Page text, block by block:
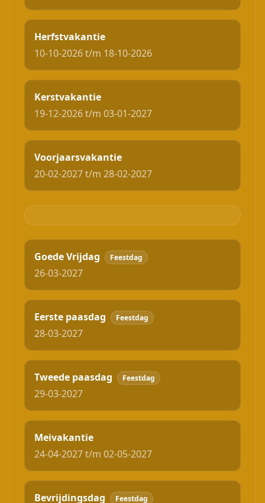
Herfstvakantie
10-10-2026 t/m 18-10-2026
Kerstvakantie
19-12-2026 t/m 03-01-2027
Voorjaarsvakantie
20-02-2027 t/m 28-02-2027
Goede Vrijdag Feestdag
26-03-2027
Eerste paasdag Feestdag
28-03-2027
Tweede paasdag Feestdag
29-03-2027
Meivakantie
24-04-2027 t/m 02-05-2027
Bevrijdingsdag Feestdag